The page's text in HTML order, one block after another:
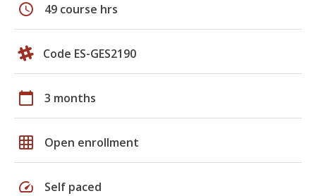
schedule 49 course hrs
Code ES-GES2190
calendar_today 3 months
grid_on Open enrollment
speed Self paced